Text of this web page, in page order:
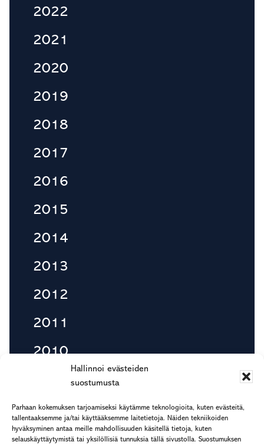
Hallinnoi evästeiden
suostumusta
Parhaan kokemuksen tarjoamiseksi käytämme teknologioita, kuten evästeitä,
tallentaaksemme ja/tai käyttääksemme laitetietoja. Näiden tekniikoiden
hyväksyminen antaa meille mahdollisuuden käsitellä tietoja, kuten
selauskäyttäytymistä tai yksilöllisiä tunnuksia tällä sivustolla. Suostumuksen
2022
2021
2020
2019
2018
2017
2016
2015
2014
2013
2012
2011
2010
Footer
etu.suku@rapp.fi
puh. 044 7799 277